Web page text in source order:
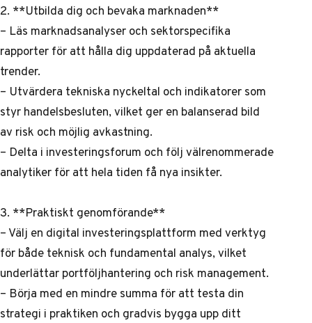
2. **Utbilda dig och bevaka marknaden**
– Läs marknadsanalyser och sektorspecifika
rapporter för att hålla dig uppdaterad på aktuella
trender.
– Utvärdera tekniska nyckeltal och indikatorer som
styr handelsbesluten, vilket ger en balanserad bild
av risk och möjlig avkastning.
– Delta i investeringsforum och följ välrenommerade
analytiker för att hela tiden få nya insikter.
3. **Praktiskt genomförande**
– Välj en digital investeringsplattform med verktyg
för både teknisk och fundamental analys, vilket
underlättar portföljhantering och risk management.
– Börja med en mindre summa för att testa din
strategi i praktiken och gradvis bygga upp ditt